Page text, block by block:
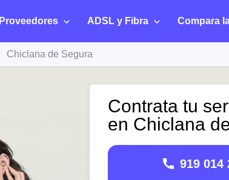
Proveedores ADSL y Fibra Compara
Chiclana de Segura
Contrata tu
en Chiclana
919 014